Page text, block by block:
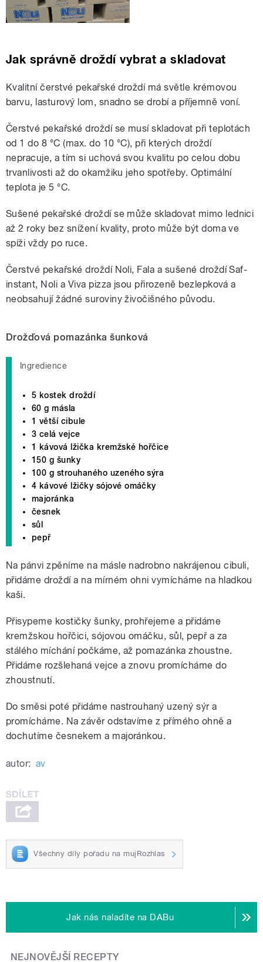
Jak správně droždí vybrat a skladovat
Kvalitní čerstvé pekařské droždí má světle krémovou
barvu, lasturový lom, snadno se drobí a příjemně voní.
Čerstvé pekařské droždí se musí skladovat při teplotách
od 1 do 8 °C (max. do 10 °C), při kterých droždí
nepracuje, a tím si uchová svou kvalitu po celou dobu
trvanlivosti až do okamžiku jeho spotřeby. Optimální
teplota je 5 °C.
Sušené pekařské droždí se může skladovat mimo lednici
až 2 roky bez snížení kvality, proto může být doma ve
spíži vždy po ruce.
Čerstvé pekařské droždí Noli, Fala a sušené droždí Saf-
instant, Noli a Viva pizza jsou přirozeně bezlepková a
neobsahují žádné suroviny živočišného původu.
Drožďová pomazánka šunková
Ingredience
5 kostek droždí
60 g másla
1 větší cibule
3 celá vejce
1 kávová lžička kremžské hořčice
150 g šunky
100 g strouhaného uzeného sýra
4 kávové lžičky sójové omáčky
majoránka
česnek
sůl
pepř
Na pánvi zpěníme na másle nadrobno nakrájenou cibuli,
přidáme droždí a na mírném ohni vymícháme na hladkou
kaši.
Přisypeme kostičky šunky, prohřejeme a přidáme
kremžskou hořčici, sójovou omáčku, sůl, pepř a za
stálého míchání počkáme, až pomazánka zhoustne.
Přidáme rozšlehaná vejce a znovu promícháme do
zhoustnutí.
Do směsi poté přidáme nastrouhaný uzený sýr a
promícháme. Na závěr odstavíme z přímého ohně a
dochutíme česnekem a majoránkou.
autor: av
Všechny díly pořadu na mujRozhlas
Jak nás naladíte na DABu
NEJNOVĚJŠÍ RECEPTY